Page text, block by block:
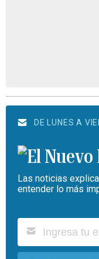
DE LUNES A
Las noticias
entender lo más